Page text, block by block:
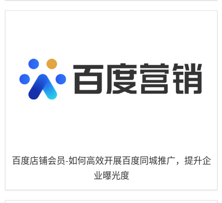
百度店铺会员-如何高效开展百度同城推广，提升企
业曝光度